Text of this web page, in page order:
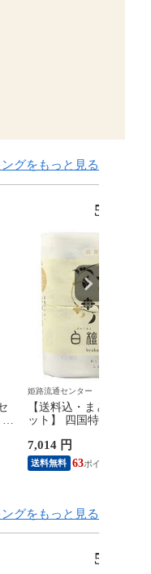
グをもっと見る
5
姫路流通センター
【送料込・まとめ買い
ット】 四国特紙 白檀の
トイレットペーパー 4
7,014 円
送料無料 63
グをもっと見る
5